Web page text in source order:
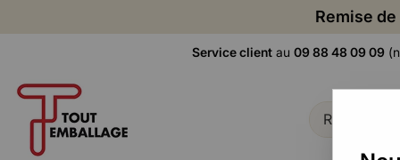
Remise
Service client au 09 88 48 09 09